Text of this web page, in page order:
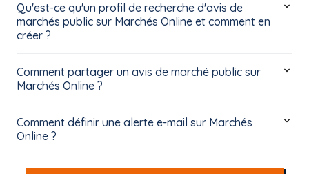
Qu'est-ce qu'un profil de recherche d'avis de
marchés public sur Marchés Online et comment en
créer ?
Comment partager un avis de marché public sur
Marchés Online ?
Comment définir une alerte e-mail sur Marchés
Online ?